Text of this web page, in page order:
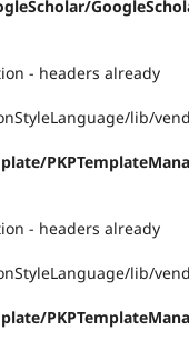
- headers already
lib/
- headers already
lib/